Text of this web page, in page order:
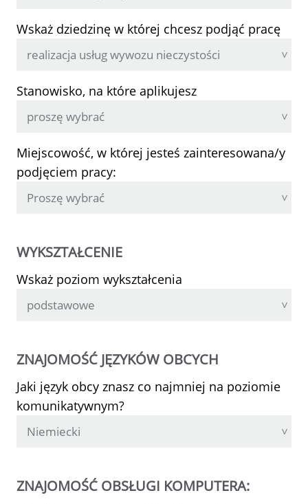
Wskaż dziedzinę w której chcesz podjąć pracę
Stanowisko, na które aplikujesz
Miejscowość, w której jesteś zainteresowana/y
podjęciem pracy:
WYKSZTAŁCENIE
Wskaż poziom wykształcenia
ZNAJOMOŚĆ JĘZYKÓW OBCYCH
Jaki język obcy znasz co najmniej na poziomie
komunikatywnym?
ZNAJOMOŚĆ OBSŁUGI KOMPUTERA: